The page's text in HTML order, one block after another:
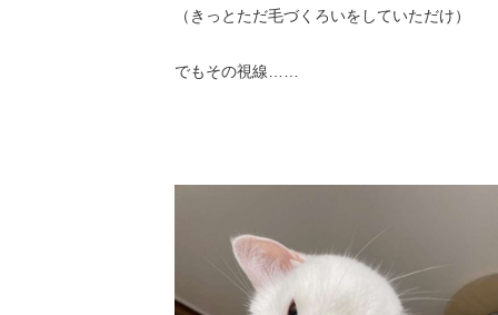
（きっとただ毛づくろいをしていただけ）
でもその視線……